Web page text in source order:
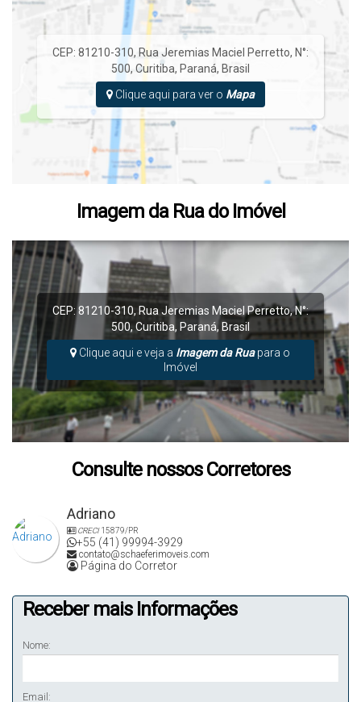
CEP: 81210-310, Rua Jeremias Maciel Perretto, N°:
500, Curitiba, Paraná, Brasil
Clique aqui para ver o Mapa
Imagem da Rua do Imóvel
CEP: 81210-310, Rua Jeremias Maciel Perretto,N°:
500,Curitiba, Paraná, Brasil
Clique aqui e veja a Imagem da Ruapara o
Imóvel
Consulte nossos Corretores
Adriano
CRECI15879/PR
+55 (41) 99994-3929
contato@schaeferimoveis.com
Página do Corretor
Receber mais Informações
Nome:
Email: